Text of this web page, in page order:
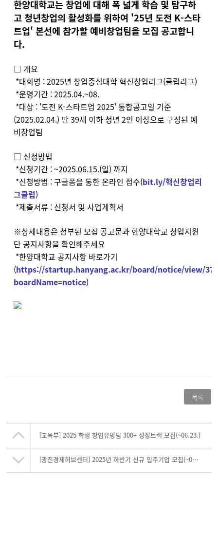
한양대학교는 창업에 대해 폭 넓게 학습 및 탐구하
고 청년창업의 활성화를 위하여 '25년 도전 K-스타
트업' 본선에 참가할 예비창업팀을 모집 공고합니
다.
□ 개요
*대회명 : 2025년 창업중심대학 혁신창업리그(클럽리그)
*​운영기간 : 2025.04.~08.
*​대상 : '도전 K-스타트업 2025' 통합공고일 기준
(2025.02.04.) 만 39세 이하 청년 2인 이상으로 구성된 예
비창업팀
□​ 신청방법
*신청기간 : ~2025.06.15.(일) 까지
*신청방법 : 구글폼을 통한 온라인 접수(bit.ly/혁신창업리
그클럽)
*제출서류 : 신청서 및 사업계획서
※상세내용은 첨부된 모집 공고문과 한양대학교 창업지원
단 공지사항을 확인해주세요
*한양대학교 공지사항 바로가기
(https://startup.hanyang.ac.kr/board/notice/view/
boardName=notice)
목록
[교육부] 2025 학생 창업유망팀 300+ 성장트랙 모집(~06.23.)
[광진경제허브센터] 2025년 하반기 신규 입주기업 모집(~06.04)